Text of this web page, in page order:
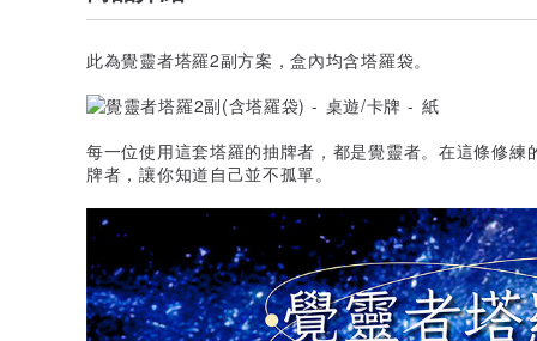
此為覺靈者塔羅2副方案，盒內均含塔羅袋。
每一位使用這套塔羅的抽牌者，都是覺靈者。在這條修
牌者，讓你知道自己並不孤單。